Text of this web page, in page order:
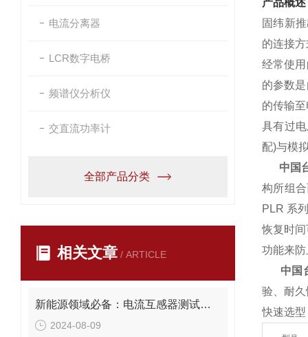
电流分离器
LCR数字电桥
频谱仪分析仪
交直流功率计
全部产品分类
相关文章 / ARTICLE
新能源领域必备：电流互感器测试仪技术全解析
2024-08-09
产品概述
固纬新
的连接
经常使
的参数
的传输
具有过
配)与模
中国
构所组
PLR 系
恢复时
功能来
中国
验、耐
快速选型